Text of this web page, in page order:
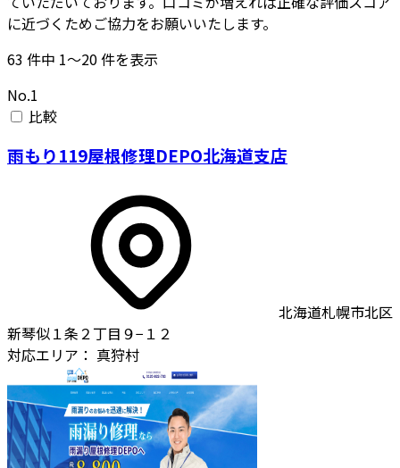
に近づくためご協力をお願いいたします。
63 件中 1〜20件を表示
No.1
比較
雨もり119屋根修理DEPO北海道支店
北海道札幌市北区
新琴似１条２丁目９−１２
対応エリア： 真狩村